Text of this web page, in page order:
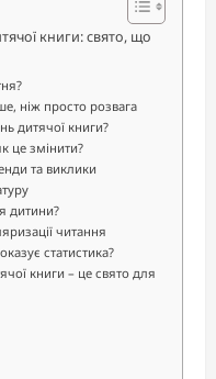
книги: свято, що
ніж просто розвага
дитячої книги?
це змінити?
та виклики
дитини?
читання
статистика?
книги – це свято для